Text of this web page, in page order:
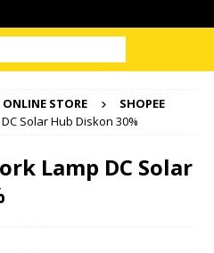
ONLINE STORE
SHOPEE
Solar Hub Diskon 30%
Lamp DC Solar